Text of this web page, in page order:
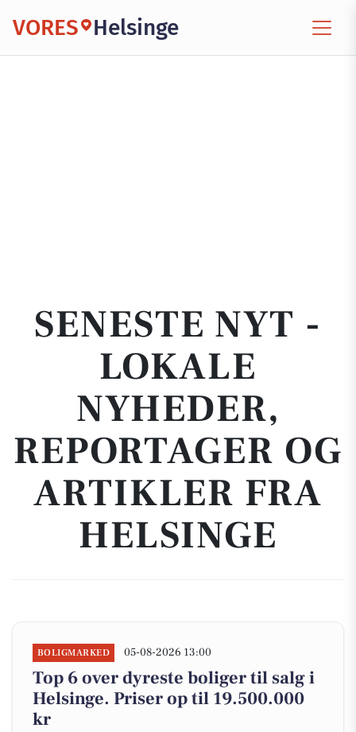
VORES Helsinge
SENESTE NYT -
LOKALE
NYHEDER,
REPORTAGER OG
ARTIKLER FRA
HELSINGE
BOLIGMARKED 05-08-2026 13:00
Top 6 over dyreste boliger til salg i
Helsinge. Priser op til 19.500.000
kr